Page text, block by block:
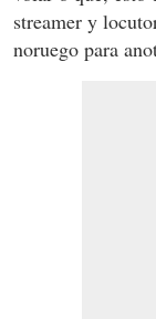
streamer y
noruego para